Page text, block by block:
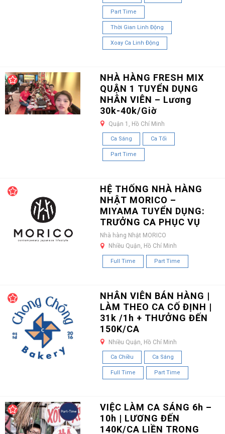
Part Time
Thời Gian Linh Động
Xoay Ca Linh Động
NHÀ HÀNG FRESH MIX
QUẬN 1 TUYỂN DỤNG
NHÂN VIÊN – Lương
30k-40k/Giờ
Quận 1, Hồ Chí Minh
Ca Sáng Ca Tối
Part Time
HỆ THỐNG NHÀ HÀNG
NHẬT MORICO –
MIYAMA TUYỂN DỤNG:
TRƯỞNG CA PHỤC VỤ
Nhà hàng Nhật MORICO
Nhiều Quận, Hồ Chí Minh
Full Time Part Time
NHÂN VIÊN BÁN HÀNG |
LÀM THEO CA CỐ ĐỊNH |
31k /1h + THƯỞNG ĐẾN
150K/CA
Nhiều Quận, Hồ Chí Minh
Ca Chiều Ca Sáng
Full Time Part Time
VIỆC LÀM CA SÁNG 6h –
10h | LƯƠNG ĐẾN
140K/CA LIỀN TRONG